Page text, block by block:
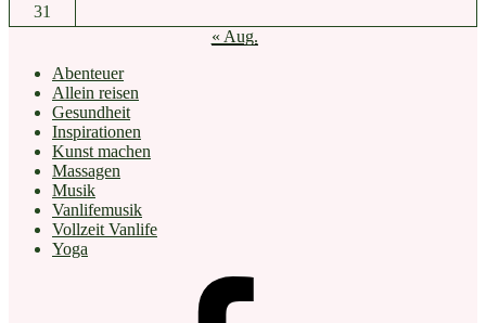
31
« Aug.
Abenteuer
Allein reisen
Gesundheit
Inspirationen
Kunst machen
Massagen
Musik
Vanlifemusik
Vollzeit Vanlife
Yoga